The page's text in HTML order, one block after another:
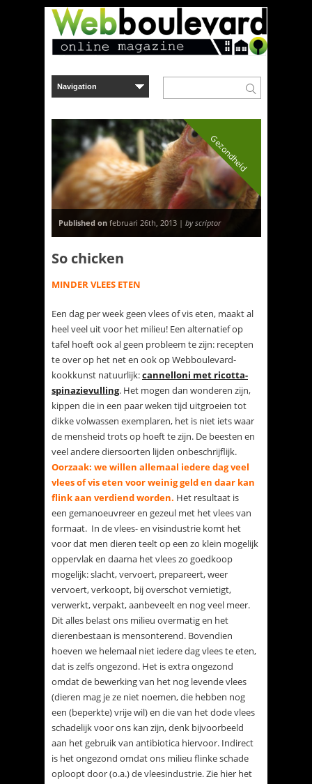
Gezondheid
Published on februari 26th, 2013 | by scriptor
So chicken
MINDER VLEES ETEN
Een dag per week geen vlees of vis eten, maakt al
heel veel uit voor het milieu! Een alternatief op
tafel hoeft ook al geen probleem te zijn: recepten
te over op het net en ook op Webboulevard-
kookkunst natuurlijk:cannelloni met ricotta-
spinazievulling. Het mogen dan wonderen zijn,
kippen die in een paar weken tijd uitgroeien tot
dikke volwassen exemplaren, het is niet iets waar
de mensheid trots op hoeft te zijn. De beesten en
veel andere diersoorten lijden onbeschrijflijk.
Oorzaak: we willen allemaal iedere dag veel
vlees of vis eten voor weinig geld en daar kan
flink aan verdiend worden. Het resultaat is
een gemanoeuvreer en gezeul met het vlees van
formaat. In de vlees- en visindustrie komt het
voor dat men dieren teelt op een zo klein mogelijk
oppervlak en daarna het vlees zo goedkoop
mogelijk: slacht, vervoert, prepareert, weer
vervoert, verkoopt, bij overschot vernietigt,
verwerkt, verpakt, aanbeveelt en nog veel meer.
Dit alles belast ons milieu overmatig en het
dierenbestaan is mensonterend. Bovendien
hoeven we helemaal niet iedere dag vlees te eten,
dat is zelfs ongezond. Het is extra ongezond
omdat de bewerking van het nog levende vlees
(dieren mag je ze niet noemen, die hebben nog
een (beperkte) vrije wil) en die van het dode vlees
schadelijk voor ons kan zijn, denk bijvoorbeeld
aan het gebruik van antibiotica hiervoor. Indirect
is het ongezond omdat ons milieu flinke schade
oploopt door (o.a.) de vleesindustrie. Zie hier het